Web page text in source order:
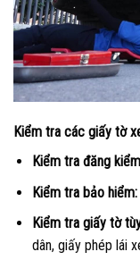
Kiểm tra các giấy tờ
Kiểm tra đăng
Kiểm tra bảo hiểm:
Kiểm tra giấy tờ
dân, giấy phép lái